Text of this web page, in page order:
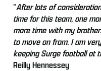
“After lots of
time for this team, one
more time with my
to move on from. I am
keeping Surge football at
Reilly Hennessey